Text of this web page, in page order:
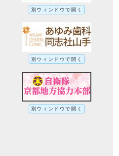
別ウィンドウで開く
別ウィンドウで開く
別ウィンドウで開く